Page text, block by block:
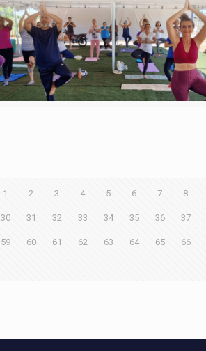
1 2 3 4 5 6 7 8
30 31 32 33 34 35 36 37
59 60 61 62 63 64 65 66